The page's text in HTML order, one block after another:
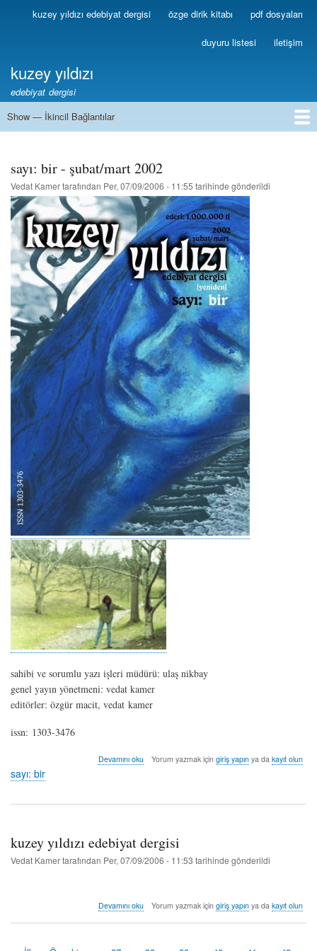
Ana
içeriğe
Birincilkuzey yıldızı edebiyat dergisi özge dirik kitabı pdf dosyaları
duyuru listesi iletişim
kuzey yıldızı
edebiyat dergisi
İkincil
Show — İkincil Bağlantılar
sayı: bir - şubat/mart 2002
Vedat Kamertarafından Per, 07/09/2006 - 11:55 tarihinde gönderildi
sahibi ve sorumlu yazı işleri müdürü: ulaş nikbay
genel yayın yönetmeni: vedat kamer
editörler: özgür macit, vedat kamer
issn: 1303-3476
sayı:
2002
Devamını oku Yorum yazmak için giriş yapınya da kayıt olun
sayı: bir
kuzey yıldızı edebiyat dergisi
Vedat Kamertarafından Per, 07/09/2006 - 11:53 tarihinde gönderildi
kuzey
Devamını oku Yorum yazmak için giriş yapınya da kayıt olun